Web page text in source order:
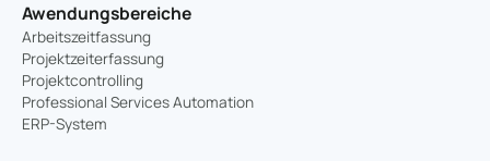
Awendungsbereiche
Arbeitszeitfassung
Projektzeiterfassung
Projektcontrolling
Professional Services Automation
ERP-System